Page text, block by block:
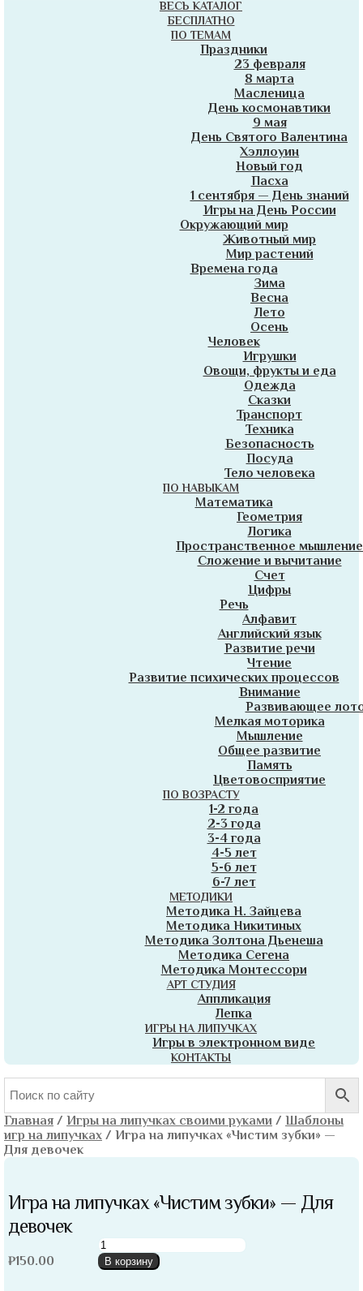
ВЕСЬ КАТАЛОГ
БЕСПЛАТНО
ПО ТЕМАМ
Праздники
23 февраля
8 марта
Масленица
День космонавтики
9 мая
День Святого Валентина
Хэллоуин
Новый год
Пасха
1 сентября — День знаний
Игры на День России
Окружающий мир
Животный мир
Мир растений
Времена года
Зима
Весна
Лето
Осень
Человек
Игрушки
Овощи, фрукты и еда
Одежда
Сказки
Транспорт
Техника
Безопасность
Посуда
Тело человека
ПО НАВЫКАМ
Математика
Геометрия
Логика
Пространственное мышление
Сложение и вычитание
Счет
Цифры
Речь
Алфавит
Английский язык
Развитие речи
Чтение
Развитие психических процессов
Внимание
Развивающее
Мелкая моторика
Мышление
Общее развитие
Память
Цветовосприятие
ПО ВОЗРАСТУ
1-2 года
2-3 года
3-4 года
4-5 лет
5-6 лет
6-7 лет
МЕТОДИКИ
Методика Н. Зайцева
Методика Никитиных
Методика Золтона Дьенеша
Методика Сегена
Методика Монтессори
АРТ СТУДИЯ
Аппликация
Лепка
ИГРЫ НА ЛИПУЧКАХ
Игры в электронном виде
КОНТАКТЫ
Главная/ Игры на липучках своими руками / Шаблоны
игр на липучках / Игра на липучках «Чистим зубки» —
Для девочек
Игра на липучках «Чистим зубки» — Для
девочек
₽150.00
Количество
товара
Игра
В корзину